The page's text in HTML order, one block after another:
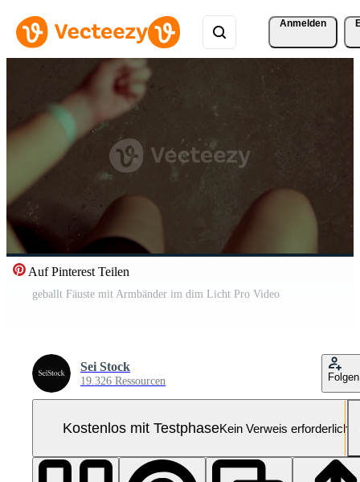
Anmelden
Auf Pinterest Teilen
geballt Fäuste mit Armbänder im dim Licht Pro Video
Sei Stock
19.326 Ressourcen Folgen
Kostenlos mit TestphaseKein Verweis erforderlich